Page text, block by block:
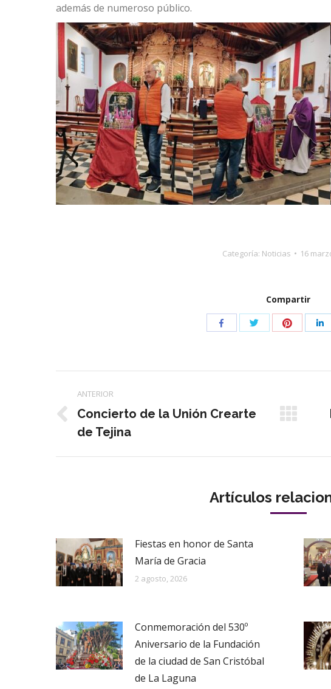
además de numeroso público.
Categoría: Noticias 16
Compartir
CompartirCompartirCompartir
Navegación
entre
publicaciones
ANTERIOR
Publicación
anterior:
Concierto de la Unión Crearte
de Tejina
Artículos
Fiestas en honor de Santa
María de Gracia
2 agosto, 2026
Conmemoración del 530º
Aniversario de la Fundación
de la ciudad de San Cristóbal
de La Laguna